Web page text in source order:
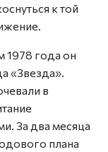
к той
1978 года он
«Звезда».
в
За два месяца
плана